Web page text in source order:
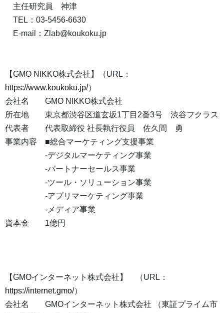
主任研究員 神津
TEL：03-5456-6630
E-mail：Zlab@koukoku.jp
【GMO NIKKO株式会社】（URL：
https://www.koukoku.jp/）
会社名 GMO NIKKO株式会社
所在地 東京都渋谷区道玄坂1丁目2番3号 渋谷フクラス
代表者 代表取締役 社長執行役員 佐久間 勇
事業内容 ■総合マーケティング支援事業
-デジタルマーケティング事業
-パートナーセールス事業
-ツール・ソリューション事業
-アプリマーケティング事業
-メディア事業
資本金 1億円
【GMOインターネット株式会社】 （URL：
https://internet.gmo/）
会社名 GMOインターネット株式会社 （東証プライム市